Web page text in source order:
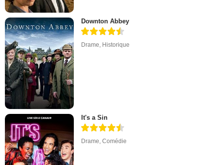
Downton Abbey
Drame, Historique
It's a Sin
Drame,Comédie